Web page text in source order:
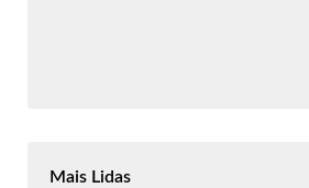
Mais Lidas